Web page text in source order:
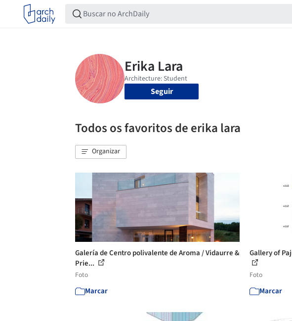
Seguir
Todos os favoritos de erika lara
Organizar
Galería de Centro polivalente de Aroma / Vidaurre &
Prie...
Foto
Marcar
Gallery of
Foto
Marcar